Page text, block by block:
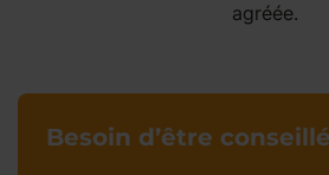
agréée.
Besoin d’être